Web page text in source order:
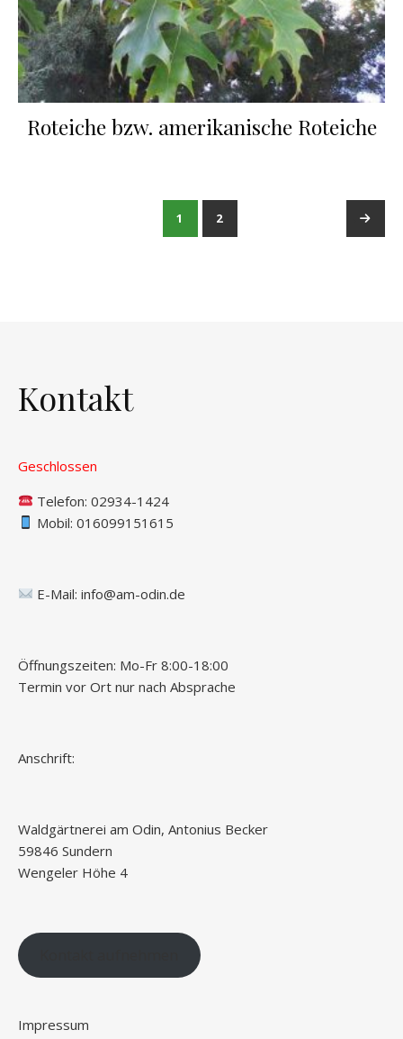
Roteiche bzw. amerikanische Roteiche
1 2
Kontakt
Geschlossen
Telefon:02934-1424
Mobil: 016099151615
E-Mail:info@am-odin.de
Öffnungszeiten: Mo-Fr 8:00-18:00
Termin vor Ort nur nach Absprache
Anschrift:
Waldgärtnerei am Odin, Antonius Becker
59846 Sundern
Wengeler Höhe 4
Impressum